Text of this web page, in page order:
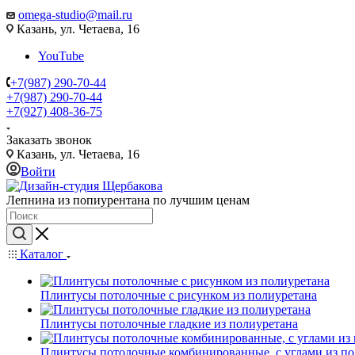
omega-studio@mail.ru
Казань, ул. Четаева, 16
YouTube
+7(987) 290-70-44
+7(987) 290-70-44
+7(927) 408-36-75
Заказать звонок
Казань, ул. Четаева, 16
Войти
Лепнина из попиурентана по лучшим ценам
Каталог
Плинтусы потолочные с рисунком из полиуретана
Плинтусы потолочные гладкие из полиуретана
Плинтусы потолочные комбинированные, с углами из